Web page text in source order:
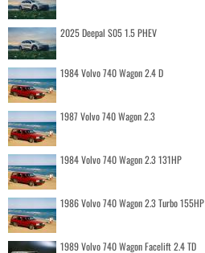
2025 Deepal S05 1.5 PHEV
1984 Volvo 740 Wagon 2.4 D
1987 Volvo 740 Wagon 2.3
1984 Volvo 740 Wagon 2.3 131HP
1986 Volvo 740 Wagon 2.3 Turbo 155HP
1989 Volvo 740 Wagon Facelift 2.4 TD